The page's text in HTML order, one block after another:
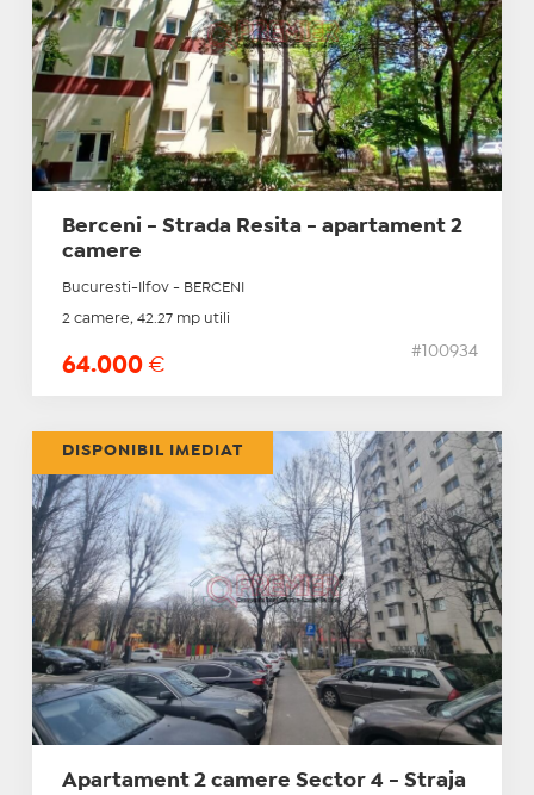
Berceni - Strada Resita - apartament 2
camere
Bucuresti-Ilfov - BERCENI
2 camere, 42.27 mp utili
64.000 €
#100934
Apartament 2 camere Sector 4 - Straja
DISPONIBIL IMEDIAT